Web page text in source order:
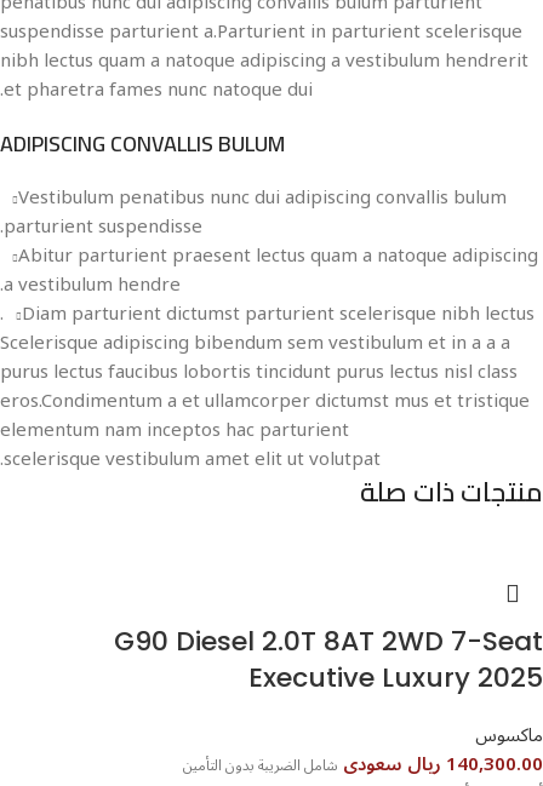
suspendisse parturient a.Parturient in parturient scelerisque
nibh lectus quam a natoque adipiscing a vestibulum hendrerit
et pharetra fames nunc natoque dui.
ADIPISCING CONVALLIS BULUM
Vestibulum penatibus nunc dui adipiscing convallis bulum
parturient suspendisse.
Abitur parturient praesent lectus quam a natoque adipiscing
a vestibulum hendre.
Diam parturient dictumst parturient scelerisque nibh lectus.
Scelerisque adipiscing bibendum sem vestibulum et in a a a
purus lectus faucibus lobortis tincidunt purus lectus nisl class
eros.Condimentum a et ullamcorper dictumst mus et tristique
elementum nam inceptos hac parturient
scelerisque vestibulum amet elit ut volutpat.
منتجات ذات صلة
G90 Diesel 2.0T 8AT 2WD 7-Seat
Executive Luxury 2025
ماكسوس
140,300.00 ريال سعودى شامل الضريبة بدون التأمين